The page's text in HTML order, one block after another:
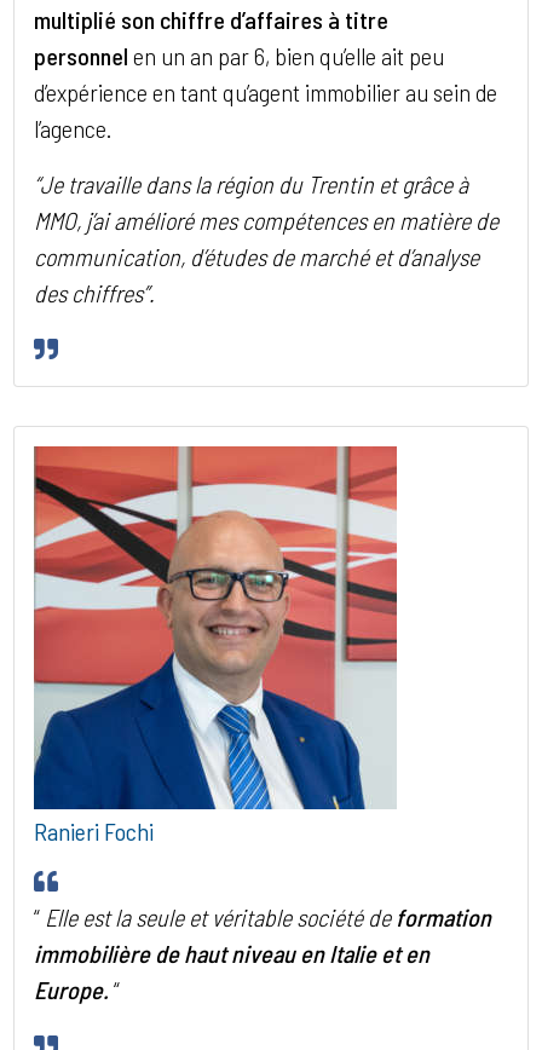
multiplié son chiffre d’affaires à titre
personnel en un an par 6, bien qu’elle ait peu
d’expérience en tant qu’agent immobilier au sein de
l’agence.
“Je travaille dans la région du Trentin et grâce à
MMO, j’ai amélioré mes compétences en matière de
communication, d’études de marché et d’analyse
des chiffres”.
Ranieri Fochi
“ Elle est la seule et véritable société de formation
immobilière de haut niveau en Italie et en
Europe. “